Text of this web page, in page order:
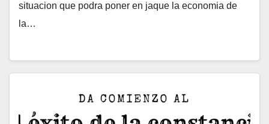
situacion que podra poner en jaque la economia de
la…